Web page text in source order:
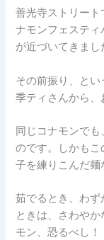
善光寺ストリート
ナモンフェステ
が近づいてきまし
その前振り、と
季ティさんから、
同じコナモンで
のです。しかも
子を練りこんだ麺
茹でるとき、わ
ときは、さわや
モン、恐るべし！